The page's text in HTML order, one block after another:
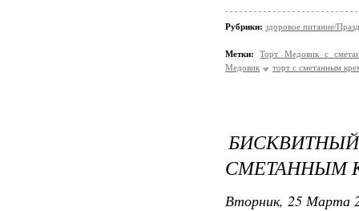
Рубрики: здоровое питание/
Метки:
Торт Медовик с
Медовик
торт с сметанным
СМЕТАННЫМ
Вторник, 25 Марта